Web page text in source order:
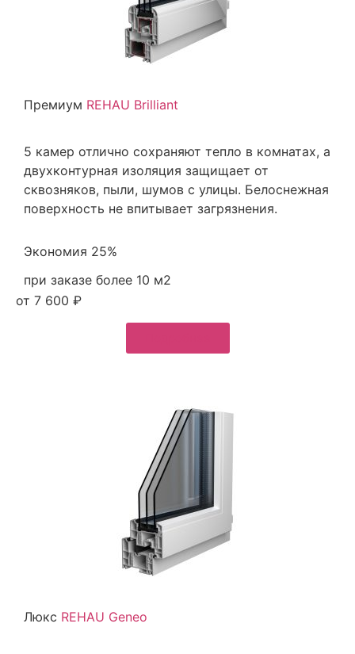
Премиум REHAU Brilliant
5 камер отлично сохраняют тепло в комнатах, а
двухконтурная изоляция защищает от
сквозняков, пыли, шумов с улицы. Белоснежная
поверхность не впитывает загрязнения.
Экономия 25%
при заказе более 10 м2
от 7 600 ₽
Люкс REHAU Geneo